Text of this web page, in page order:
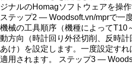
ジナルのHomagソフトウェアを操
ステップ2 — Woodsoft.vn/mprで一
機械の工具順序（機種によってT10
動方向（時計回り外径切削、反時
あけ）を設定します。一度設定す
適用されます。 ステップ3 —